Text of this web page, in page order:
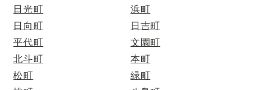
日光町
浜町
日向町
日吉町
平代町
文園町
北斗町
本町
松町
緑町